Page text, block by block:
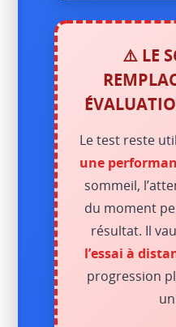
⚠️ LE
Le test reste
une
sommeil,
du moment
résultat. Il
l’essai à
progression